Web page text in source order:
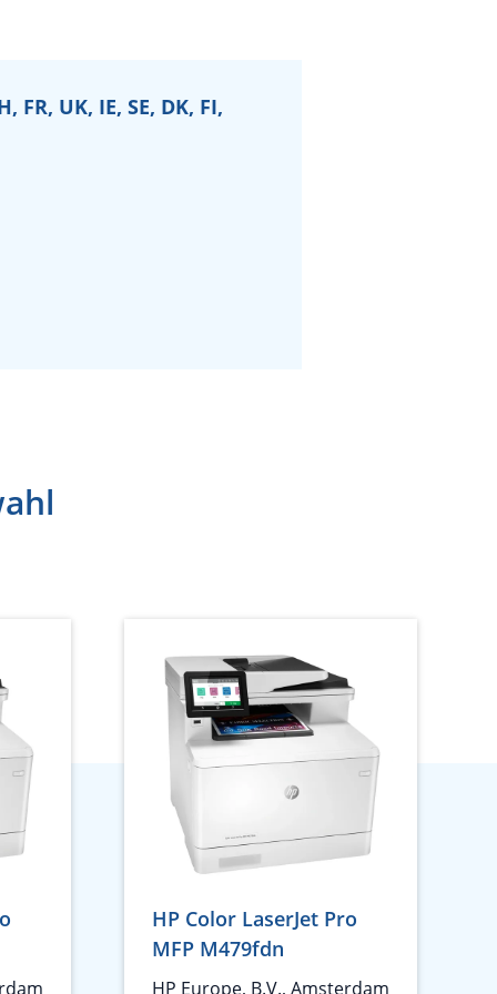
FR, UK, IE, SE, DK, FI,
HP Color LaserJet Pro
MFP M479fdn
HP Europe, B.V., Amsterdam